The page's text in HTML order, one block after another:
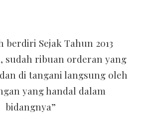
berdiri Sejak Tahun 2013
sudah ribuan orderan yang
di tangani langsung oleh
yang handal dalam
bidangnya”